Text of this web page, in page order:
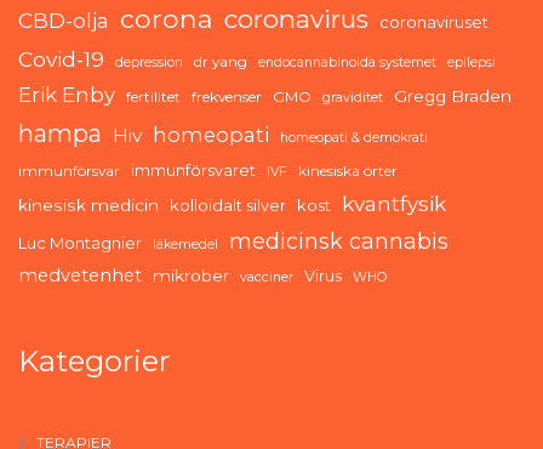
CBD-olja corona coronavirus coronaviruset
Covid-19 depression dr yang endocannabinoida systemet epilepsi
Erik Enby fertilitet frekvenser GMO graviditet Gregg Braden
hampa Hiv homeopati homeopati & demokrati
immunförsvar immunförsvaret IVF kinesiska örter
kinesisk medicin kolloidalt silver kost kvantfysik
Luc Montagnier läkemedel medicinsk cannabis
medvetenhet mikrober vacciner Virus WHO
Kategorier
TERAPIER